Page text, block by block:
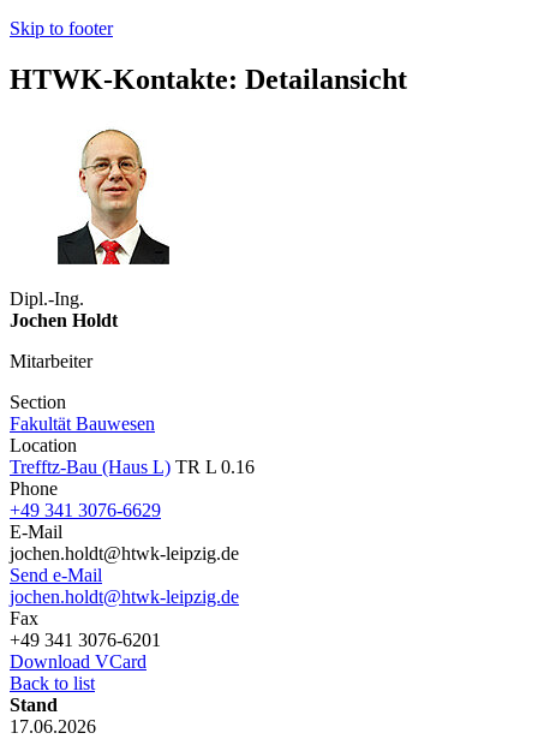
Skip to footer
HTWK-Kontakte: Detailansicht
Dipl.-Ing.
Jochen Holdt
Mitarbeiter
Section
Fakultät Bauwesen
Location
Trefftz-Bau (Haus L) TR L 0.16
Phone
+49 341 3076-6629
E-Mail
jochen.holdt@htwk-leipzig.de
Send e-Mail
jochen.holdt@htwk-leipzig.de
Fax
+49 341 3076-6201
Download VCard
Back to list
Stand
17.06.2026